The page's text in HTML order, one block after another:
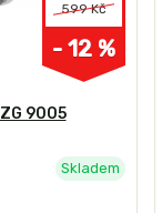
599 Kč
- 12 %
9005
Skladem